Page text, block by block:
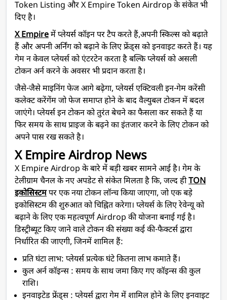
Token Listing और X Empire Token Airdrop के संकेत भी
दिए है।
X Empireमें प्लेयर्स कॉइन पर टैप करते हैं,अपनी स्किल्स को बढ़ाते
हैं और अपनी अर्निंग को बढ़ाने के लिए फ्रेंड्स को इनवाइट करते हैं। यह
गेम न केवल प्लेयर्स को एंटरटेन करता है बल्कि प्लेयर्स को असली
टोकन अर्न करने के अवसर भी प्रदान करता है।
जैसे-जैसे माइनिंग फेज आगे बढ़ेगा, प्लेयर्स एक्टिवली इन-गेम करेंसी
कलेक्ट करेंगेंम जो फेज समाप्त होने के बाद वैल्युबल टोकन में बदल
जाएंगे। प्लेयर्स इन टोकन को तुरंत बेचने का फैसला कर सकते हैं या
फिर समय के साथ प्राइज के बढ़ने का इंतजार करने के लिए टोकन को
अपने पास रख सकते है।
X Empire Airdrop News
X Empire Airdrop के बारे में बड़ी खबर सामने आई है। गेम के
टेलीग्राम चैनल के नए अपडेट से संकेत मिलता है कि, जल्द हीTON
इकोसिस्टमपर एक नया टोकन लॉन्च किया जाएगा, जो एक बड़े
इकोसिस्टम की शुरुआत को चिह्नित करेगा। प्लेयर्स के लिए रेवेन्यू को
बढ़ाने के लिए एक महत्वपूर्ण Airdrop की योजना बनाई गई है।
डिस्ट्रीब्यूट किए जाने वाले टोकन की संख्या कई की-फैक्टर्स द्वारा
निर्धारित की जाएगी, जिनमें शामिल हैं:
प्रति घंटा लाभ: प्लेयर्स प्रत्येक घंटे कितना लाभ कमाते हैं।
कुल अर्न कॉइन्स : समय के साथ जमा किए गए कॉइन्स की कुल
राशि।
इनवाइटेड फ्रेंड्स : प्लेयर्स द्वारा गेम में शामिल होने के लिए इनवाइट